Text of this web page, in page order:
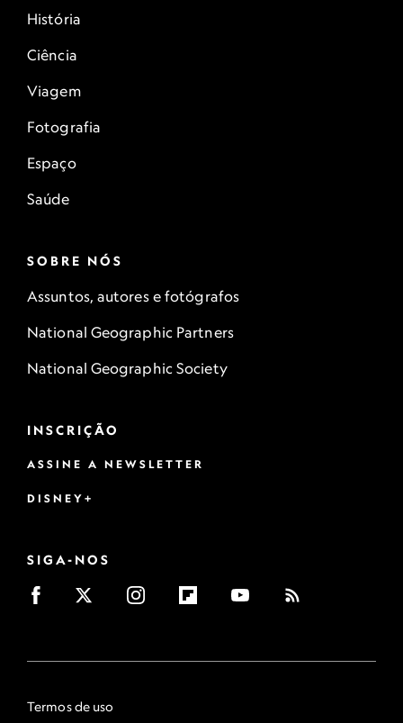
História
Ciência
Viagem
Fotografia
Espaço
Saúde
SOBRE NÓS
Assuntos, autores e fotógrafos
National Geographic Partners
National Geographic Society
INSCRIÇÃO
ASSINE A NEWSLETTER
DISNEY+
SIGA-NOS
Termos de uso